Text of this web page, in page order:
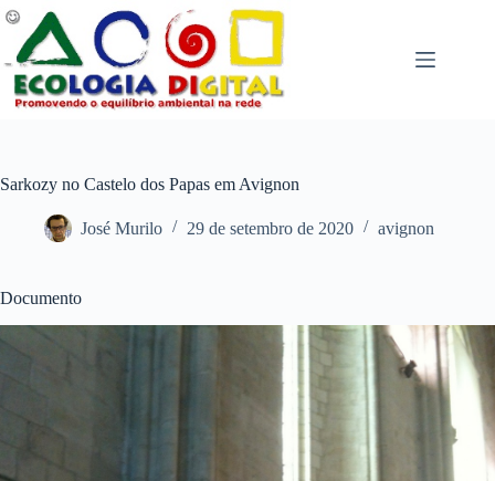
Pular
para
conteúdo
Sarkozy no Castelo dos Papas em Avignon
José Murilo 29 de setembro de 2020 avignon
Documento